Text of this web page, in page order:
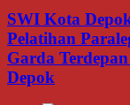
SWI Kota
Pelatihan
Garda
Depok